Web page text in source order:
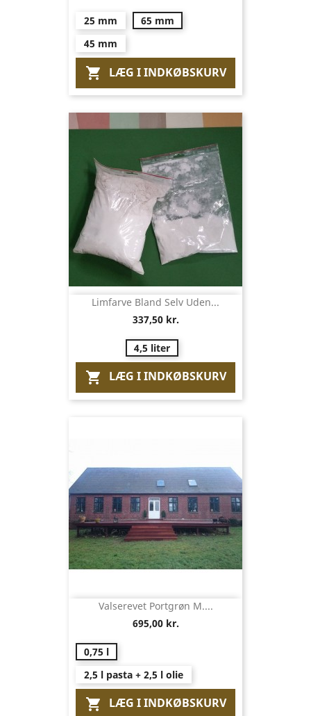
25 mm
65 mm
45 mm
 LÆG I INDKØBSKURV
Limfarve Bland Selv Uden...
337,50 kr.
4,5 liter
 LÆG I INDKØBSKURV
Valserevet Portgrøn M....
695,00 kr.
0,75 l
2,5 l pasta + 2,5 l olie
 LÆG I INDKØBSKURV